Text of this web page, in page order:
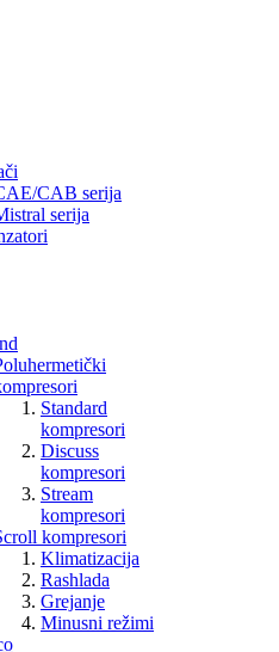
CAB serija
serija
Standard
kompresori
Discuss
kompresori
Stream
kompresori
kompresori
Klimatizacija
Rashlada
Grejanje
Minusni režimi